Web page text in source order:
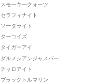
スモーキークォーツ
セラフィナイト
ソーダライト
ターコイズ
タイガーアイ
ダルメシアンジャスパー
チャロアイト
ブラックトルマリン